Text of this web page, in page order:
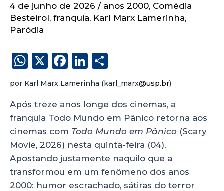
4 de junho de 2026 / anos 2000, Comédia
Besteirol, franquia, Karl Marx Lamerinha,
Paródia
W
h
a
ts
A
p
p
X
F
a
c
e
b
o
o
k
Li
n
k
e
dI
n
h
a
re
por Karl Marx Lamerinha (karl_marx@usp.br)
Após treze anos longe dos cinemas, a
franquia Todo Mundo em Pânico retorna aos
cinemas com Todo Mundo em Pânico (Scary
Movie, 2026) nesta quinta-feira (04).
Apostando justamente naquilo que a
transformou em um fenômeno dos anos
2000: humor escrachado, sátiras do terror